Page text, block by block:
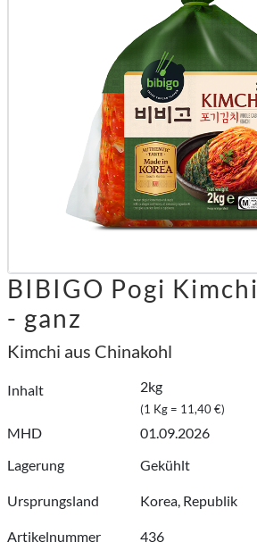
BIBIGO Pogi Kimchi
- ganz
Kimchi aus Chinakohl
Inhalt 2kg
(1 Kg = 11,40 €)
MHD
01.09.2026
Lagerung
Gekühlt
Ursprungsland Korea, Republik
Artikelnummer 436